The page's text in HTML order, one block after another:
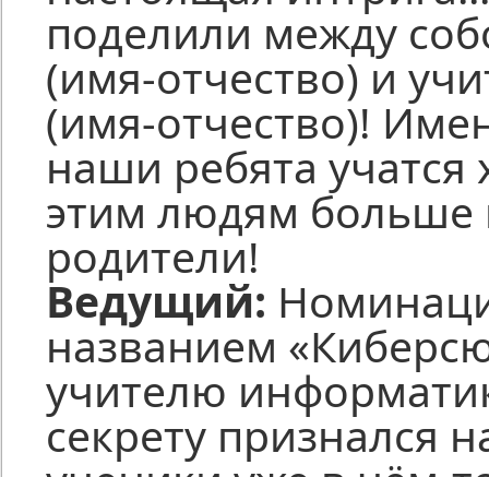
поделили между
(имя-отчество) и
(имя-отчество)!
наши ребята
этим людям больше
родители!
Ведущий:
названием
учителю
секрету признался